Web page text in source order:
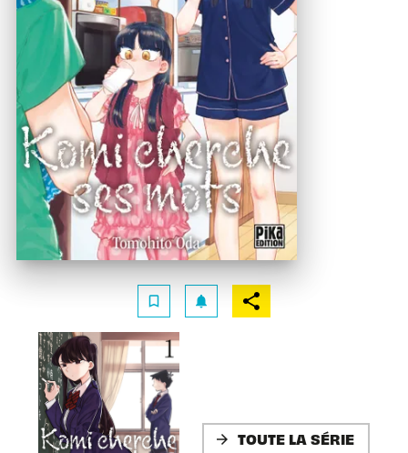
bookmark_border notifications
arrow_forward TOUTE LA SÉRIE